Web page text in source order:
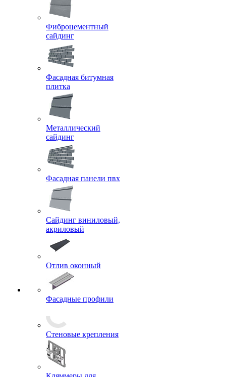
Фиброцементный
сайдинг
Фасадная битумная
плитка
Металлический
сайдинг
Фасадная панели пвх
Сайдинг виниловый,
акриловый
Отлив оконный
Фасадные профили
Стеновые крепления